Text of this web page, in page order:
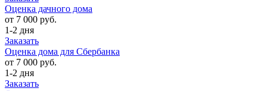
Оценка дачного дома
от 7 000 руб.
1-2 дня
Заказать
Оценка дома для Сбербанка
от 7 000 руб.
1-2 дня
Заказать